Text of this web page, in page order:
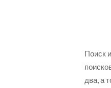
Поиск
два, а